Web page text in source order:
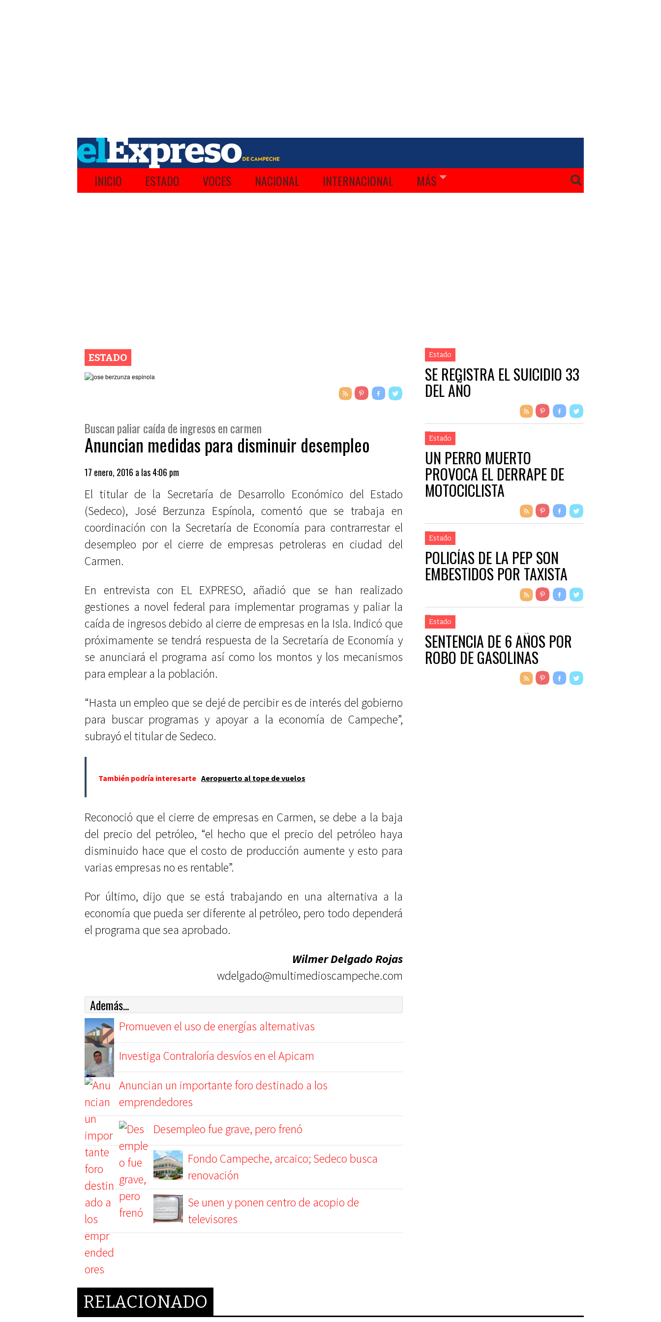
INICIO ESTADO VOCES NACIONAL INTERNACIONAL MÁS
ESTADO
Buscan paliar caída de ingresos en carmen
Anuncian medidas para disminuir desempleo
17 enero, 2016 a las 4:06 pm
El titular de la Secretaría de Desarrollo Económico del Estado
(Sedeco), José Berzunza Espínola, comentó que se trabaja en
coordinación con la Secretaría de Economía para contrarrestar el
desempleo por el cierre de empresas petroleras en ciudad del
Carmen.
En entrevista con EL EXPRESO, añadió que se han realizado
gestiones a novel federal para implementar programas y paliar la
caída de ingresos debido al cierre de empresas en la Isla. Indicó que
próximamente se tendrá respuesta de la Secretaría de Economía y
se anunciará el programa así como los montos y los mecanismos
para emplear a la población.
“Hasta un empleo que se dejé de percibir es de interés del gobierno
para buscar programas y apoyar a la economía de Campeche”,
subrayó el titular de Sedeco.
También podría interesarte Aeropuerto al tope de vuelos
Reconoció que el cierre de empresas en Carmen, se debe a la baja
del precio del petróleo, “el hecho que el precio del petróleo haya
disminuido hace que el costo de producción aumente y esto para
varias empresas no es rentable”.
Por último, dijo que se está trabajando en una alternativa a la
economía que pueda ser diferente al petróleo, pero todo dependerá
el programa que sea aprobado.
Wilmer Delgado Rojas
wdelgado@multimedioscampeche.com
Además...
Promueven el uso de energías alternativas
Investiga Contraloría desvíos en el Apicam
Anuncian un importante foro destinado a los
emprendedores
Desempleo fue grave, pero frenó
Fondo Campeche, arcaico; Sedeco busca
renovación
Se unen y ponen centro de acopio de
televisores
Estado
SE REGISTRA EL SUICIDIO 33
DEL AÑO
Estado
UN PERRO MUERTO
PROVOCA EL DERRAPE DE
MOTOCICLISTA
Estado
POLICÍAS DE LA PEP SON
EMBESTIDOS POR TAXISTA
Estado
SENTENCIA DE 6 AÑOS POR
ROBO DE GASOLINAS
RELACIONADO